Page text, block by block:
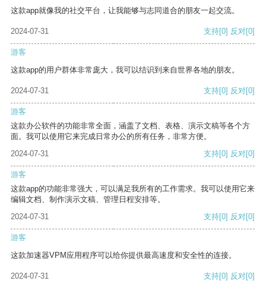
这款app就像我的社交平台，让我能够与志同道合的朋友一起交流。
2024-07-31 支持[0] 反对[0]
游客
这款app的用户群体非常庞大，我可以结识到来自世界各地的朋友。
2024-07-31 支持[0] 反对[0]
游客
这款办公软件的功能非常全面，涵盖了文档、表格、演示文稿等各个方
面。我可以使用它来完成日常办公的所有任务，非常方便。
2024-07-31
支持[0] 反对[0]
游客
这款app的功能非常强大，可以满足我所有的工作需求。我可以使用它来
编辑文档、制作演示文稿、管理日程安排等。
2024-07-31
支持[0] 反对[0]
游客
这款加速器VPM应用程序可以给你提供最高速度和安全性的连接。
2024-07-31 支持[0] 反对[0]